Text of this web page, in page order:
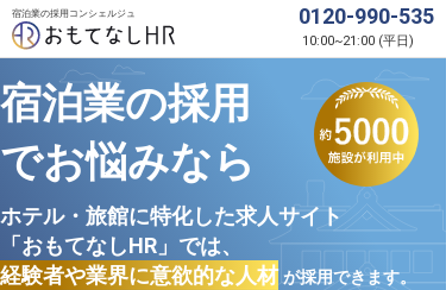
宿泊業の採用コンシェルジュ 0120-990-535
10:00~21:00 (平日)
宿泊業の採用
でお悩みなら
ホテル・旅館に特化した求人サイト
「おもてなしHR」では、
経験者や業界に意欲的な人材 が採用できます。